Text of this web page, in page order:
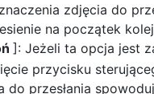
zdjęcia do
na początek
]: Jeżeli ta opcja jest
przycisku
do przesłania